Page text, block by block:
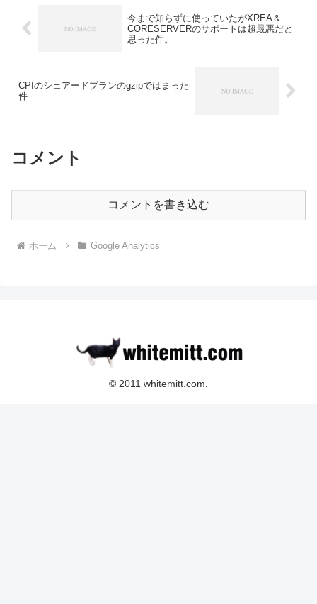
今まで知らずに使っていたがXREA＆
CORESERVERのサポートは超最悪だと
思った件。
CPIのシェアードプランのgzipではまった
件
コメント
コメントを書き込む
ホーム Google Analytics
© 2011 whitemitt.com.